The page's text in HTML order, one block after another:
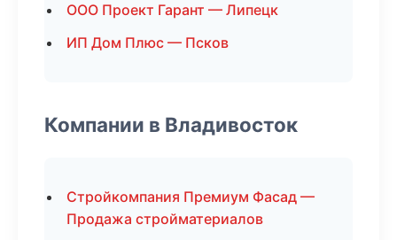
ООО Проект Гарант — Липецк
ИП Дом Плюс — Псков
Компании в Владивосток
Стройкомпания Премиум Фасад —
Продажа стройматериалов